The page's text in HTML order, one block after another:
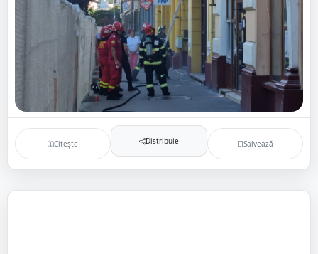
Citește Distribuie Salvează